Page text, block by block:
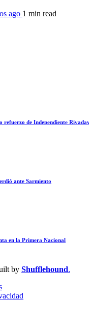
ago 1 min read
refuerzo de Independiente
ante Sarmiento
en la Primera Nacional
by Shufflehound.